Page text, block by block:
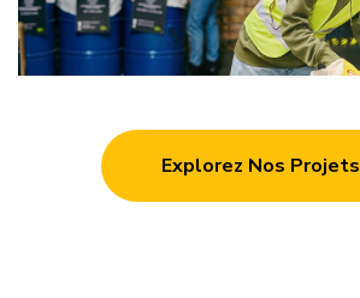
Explorez Nos Projets